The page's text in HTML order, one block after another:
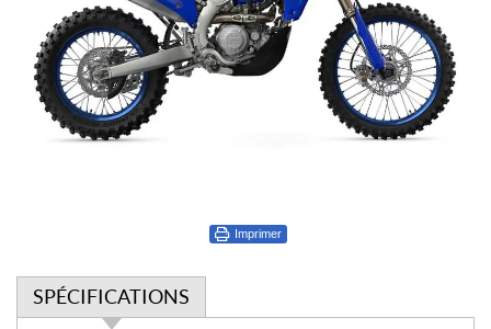
Imprimer
SPÉCIFICATIONS